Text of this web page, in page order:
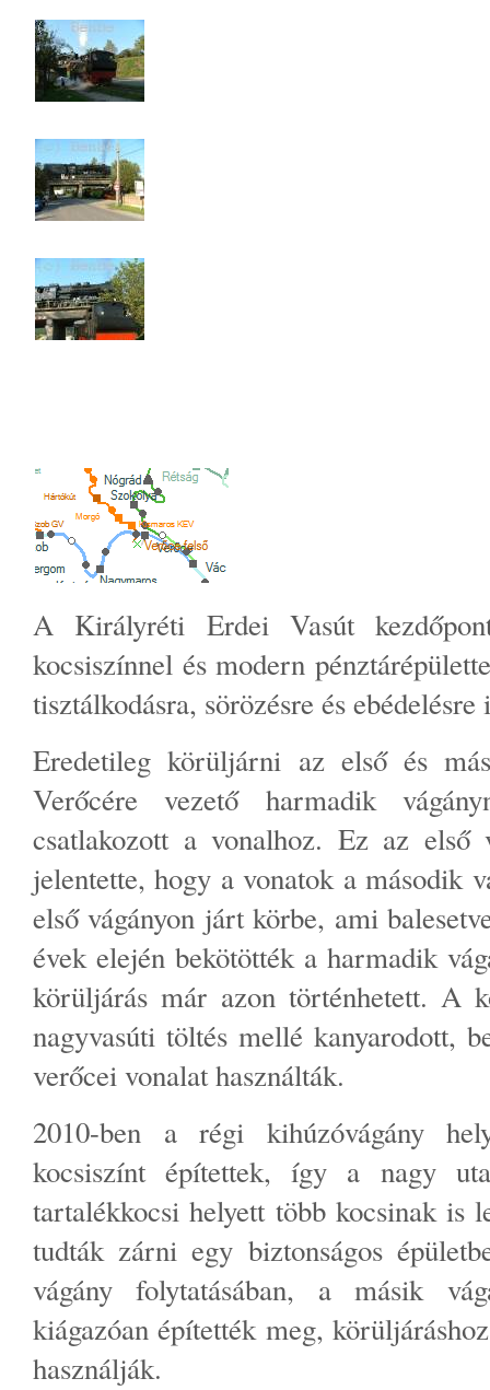
A Királyréti Erdei Vasút
kocsiszínnel és modern
tisztálkodásra, sörözésre és ebédelésre
Eredetileg körüljárni az első és
Verőcére vezető harmadik
csatlakozott a vonalhoz. Ez az első
jelentette, hogy a vonatok a második
első vágányon járt körbe, ami
évek elején bekötötték a harmadik
körüljárás már azon történhetett. A
nagyvasúti töltés mellé kanyarodott,
verőcei vonalat használták.
2010-ben a régi kihúzóvágány
kocsiszínt építettek, így a nagy
tartalékkocsi helyett több kocsinak is
tudták zárni egy biztonságos
vágány folytatásában, a másik
kiágazóan építették meg,
használják.